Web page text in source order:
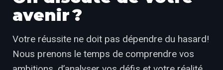
avenir ?
Votre réussite ne doit pas dépendre du hasard!
Nous prenons le temps de comprendre vos